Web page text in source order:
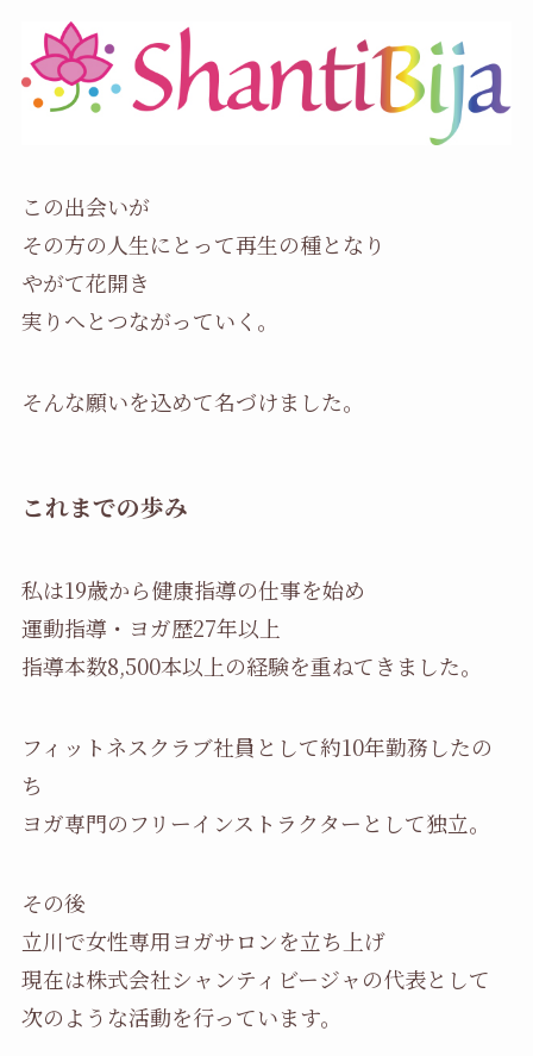
この出会いが
その方の人生にとって再生の種となり
やがて花開き
実りへとつながっていく。
そんな願いを込めて名づけました。
これまでの歩み
私は19歳から健康指導の仕事を始め
運動指導・ヨガ歴27年以上
指導本数8,500本以上の経験を重ねてきました。
フィットネスクラブ社員として約10年勤務したの
ち
ヨガ専門のフリーインストラクターとして独立。
その後
立川で女性専用ヨガサロンを立ち上げ
現在は株式会社シャンティビージャの代表として
次のような活動を行っています。